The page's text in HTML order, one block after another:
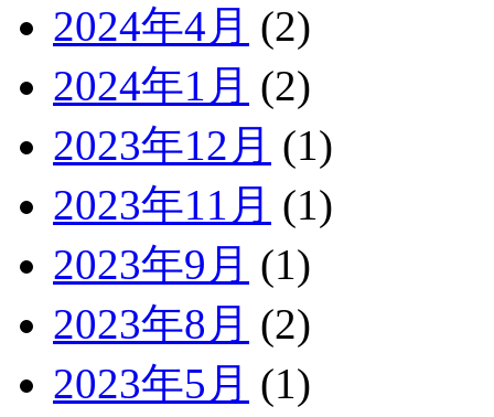
2024年4月 (2)
2024年1月 (2)
2023年12月 (1)
2023年11月 (1)
2023年9月 (1)
2023年8月 (2)
2023年5月 (1)